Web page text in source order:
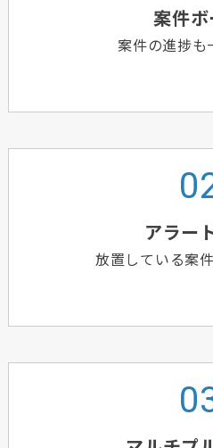
案件
案件の進捗も
アラー
放置している案